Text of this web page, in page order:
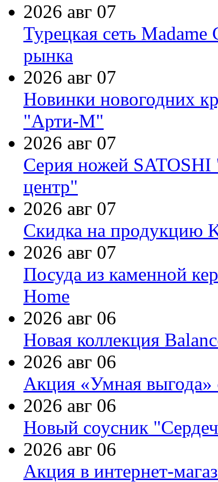
2026 авг 07
Турецкая сеть Madame
рынка
2026 авг 07
Новинки новогодних
"Арти-М"
2026 авг 07
Серия ножей
центр"
2026 авг 07
Скидка на продукцию
2026 авг 07
Посуда из каменной
Home
2026 авг 06
Новая коллекция
2026 авг 06
Акция «Умная выгода»
2026 авг 06
Новый соусник
2026 авг 06
Акция в интернет-